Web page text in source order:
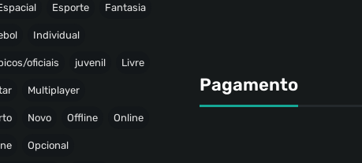
Esporte Fantasia
Individual
oficiais juvenil Livre
Multiplayer
Novo Offline Online
Opcional
Pagamento